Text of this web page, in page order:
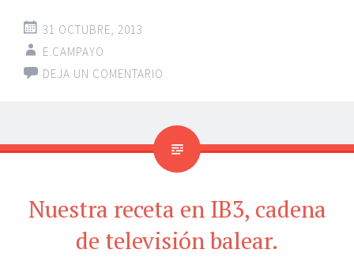
31 OCTUBRE, 2013
E.CAMPAYO
DEJA UN COMENTARIO
Nuestra receta en IB3, cadena
de televisión balear.